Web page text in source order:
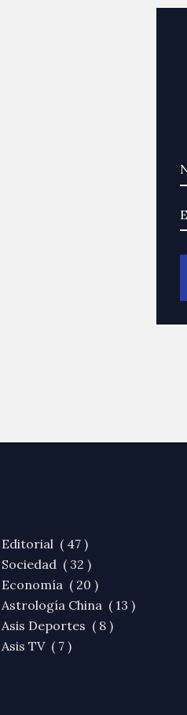
Editorial ( 47 )
Sociedad ( 32 )
Economía ( 20 )
Astrología China ( 13 )
Asis Deportes ( 8 )
Asis TV ( 7 )